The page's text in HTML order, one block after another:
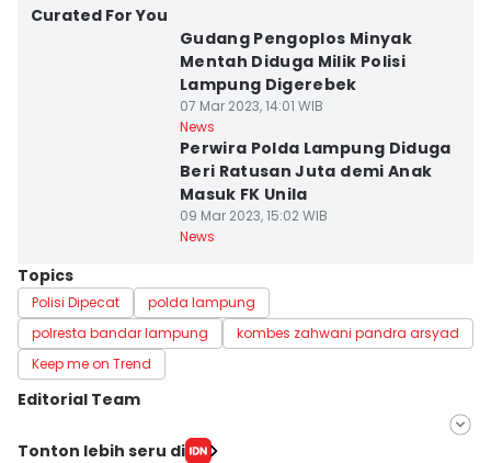
Curated For You
Gudang Pengoplos Minyak
Mentah Diduga Milik Polisi
Lampung Digerebek
07 Mar 2023, 14:01 WIB
News
Perwira Polda Lampung Diduga
Beri Ratusan Juta demi Anak
Masuk FK Unila
09 Mar 2023, 15:02 WIB
News
Topics
Polisi Dipecat
polda lampung
polresta bandar lampung
kombes zahwani pandra arsyad
Keep me on Trend
Editorial Team
Editor
Tonton lebih seru di